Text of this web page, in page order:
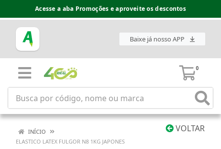
Acesse a aba Promoções e aproveite os descontos
Baixe já nosso APP
0
VOLTAR
INÍCIO
ELASTICO LATEX FULGOR N8 1KG JAPONES